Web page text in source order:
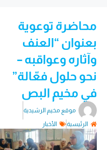
محاضرة توعوية
بعنوان “العنف
وآثاره وعواقبه –
نحو حلول فعّالة”
في مخيم البص
موقع مخيم الرشيدية
الرئيسية
الأخبار